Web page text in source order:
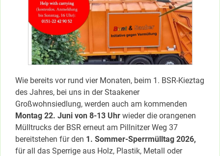
Wie bereits vor rund vier Monaten, beim 1. BSR-Kieztag
des Jahres, bei uns in der Staakener
Großwohnsiedlung, werden auch am kommenden
Montag 22. Juni von 8-13 Uhr wieder die orangenen
Mülltrucks der BSR erneut am Pillnitzer Weg 37
bereitstehen für den 1. Sommer-Sperrmülltag 2026,
für all das Sperrige aus Holz, Plastik, Metall oder